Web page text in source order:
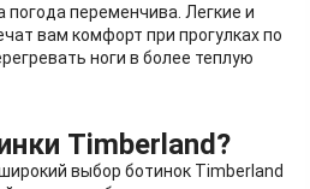
погода переменчива. Легкие и
вам комфорт при прогулках по
ноги в более теплую
Timberland?
выбор ботинок Timberland